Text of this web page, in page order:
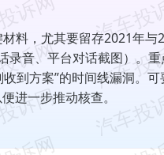
料，尤其要留存2021年与
录音、平台对话截图）。
到方案”的时间线漏洞。
进一步推动核查。